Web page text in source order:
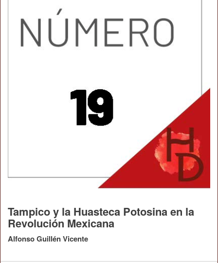
Tampico y la Huasteca Potosina en la
Revolución Mexicana
Alfonso Guillén Vicente